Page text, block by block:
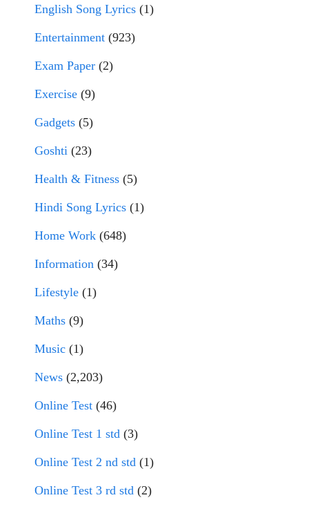
English Song Lyrics (1)
Entertainment (923)
Exam Paper (2)
Exercise (9)
Gadgets (5)
Goshti (23)
Health & Fitness (5)
Hindi Song Lyrics (1)
Home Work (648)
Information (34)
Lifestyle (1)
Maths (9)
Music (1)
News (2,203)
Online Test (46)
Online Test 1 std (3)
Online Test 2 nd std (1)
Online Test 3 rd std (2)